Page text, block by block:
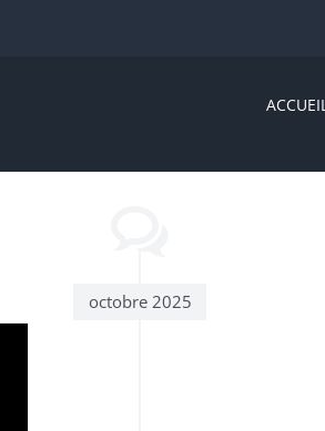
ACCUEIL
octobre 2025